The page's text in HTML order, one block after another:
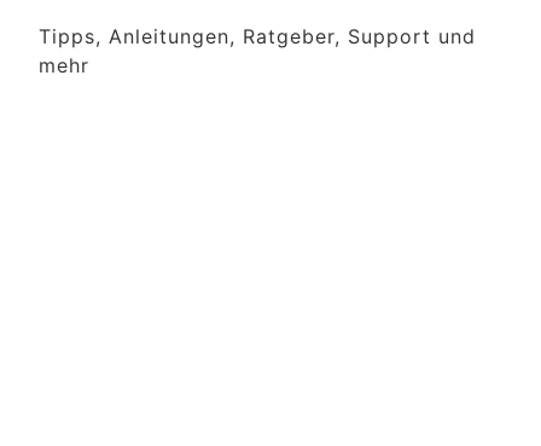
Tipps, Anleitungen, Ratgeber, Support und
mehr